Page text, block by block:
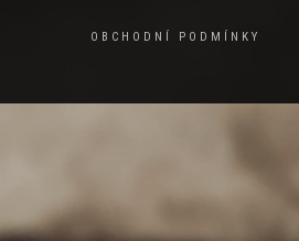
OBCHODNÍ PODMÍNKY